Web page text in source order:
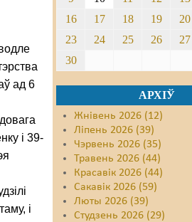
ад 6
і 39-
і
16
17 18 19 20
23
24 25 26 27
30
АРХІЎ
Жнівень 2026 (12)
Ліпень 2026 (39)
Чэрвень 2026 (35)
Травень 2026 (44)
Красавік 2026 (44)
Сакавік 2026 (59)
Люты 2026 (39)
Студзень 2026 (29)